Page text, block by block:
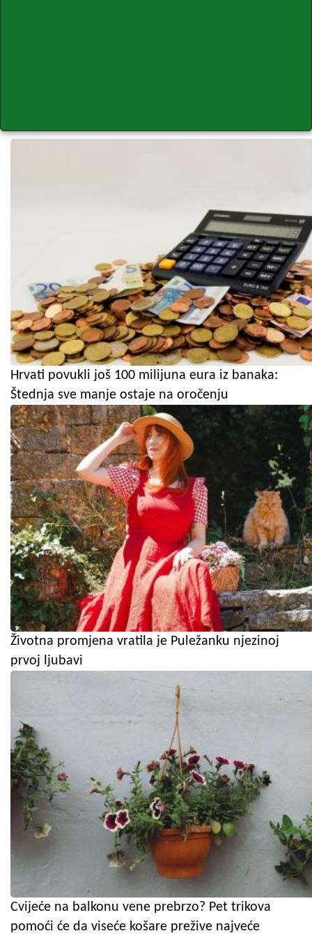
Hrvati povukli još 100 milijuna eura iz banaka:
Štednja sve manje ostaje na oročenju
Životna promjena vratila je Puležanku njezinoj
prvoj ljubavi
Cvijeće na balkonu vene prebrzo? Pet trikova
pomoći će da viseće košare prežive najveće